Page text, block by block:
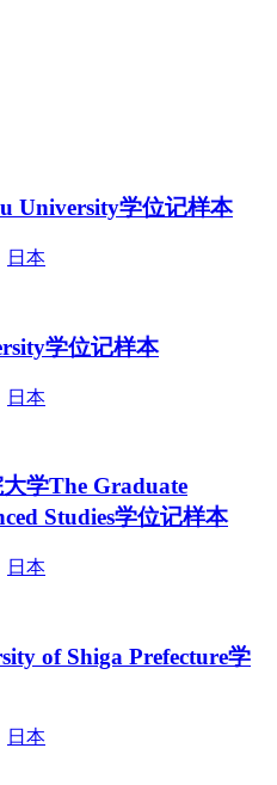
University学位记样本
日本
学位记样本
日本
学The Graduate
Studies学位记样本
日本
of Shiga Prefecture学
日本